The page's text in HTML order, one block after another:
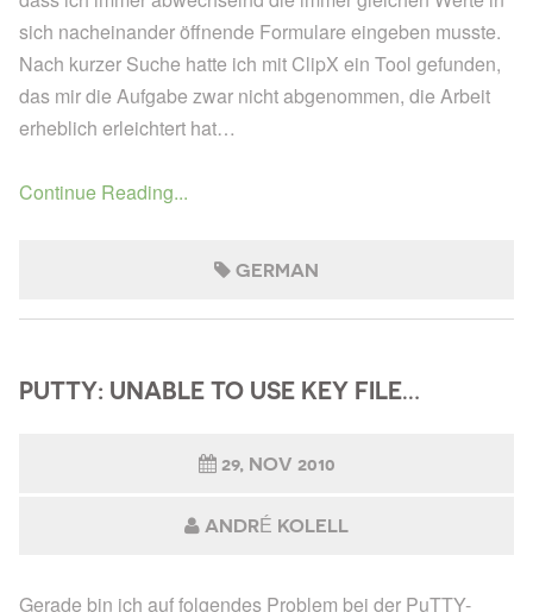
sich nacheinander öffnende Formulare eingeben musste.
Nach kurzer Suche hatte ich mit ClipX ein Tool gefunden,
das mir die Aufgabe zwar nicht abgenommen, die Arbeit
erheblich erleichtert hat…
Continue Reading...
GERMAN
PUTTY: UNABLE TO USE KEY FILE…
29, NOV 2010
ANDRÉ KOLELL
Gerade bin ich auf folgendes Problem bei der PuTTY-